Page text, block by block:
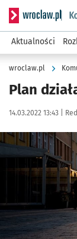
Serwis
Aktualności
wroclaw.pl
Plan
Data publikacji:
14.03.2022 13:43 |
Kliknij, aby